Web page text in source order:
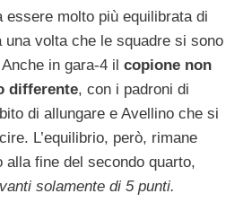
essere molto più equilibrata di
una volta che le squadre si sono
in gara-4 il copione non
differente, con i padroni di
di allungare e Avellino che si
L’equilibrio, però, rimane
alla fine del secondo quarto,
solamente di 5 punti.